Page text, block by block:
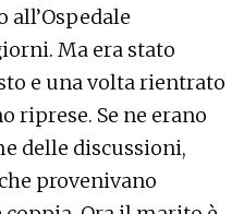
all’Ospedale
Ma era stato
e una volta rientrato
riprese. Se ne erano
delle discussioni,
provenivano